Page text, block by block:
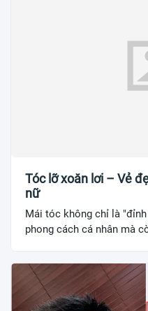
Tóc lỡ xoăn lơi – Vẻ
nữ
Mái tóc không chỉ là
phong cách cá nhân mà